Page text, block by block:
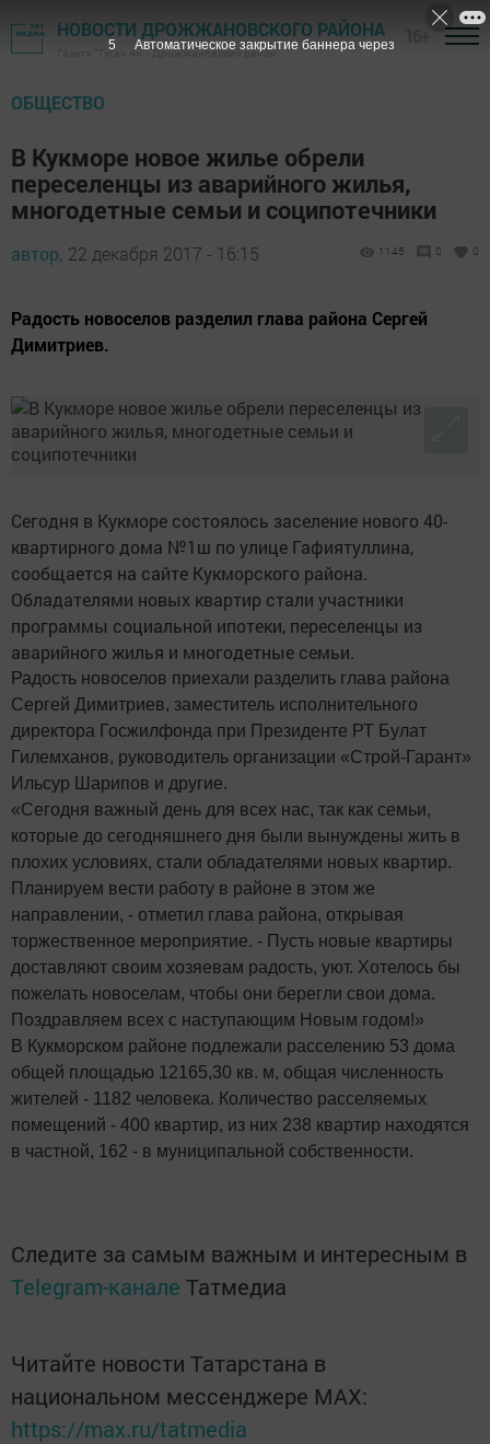
НОВОСТИ ДРОЖЖАНОВСКОГО РАЙОНА
Газета "Туган як" - Дрожжановский район
ОБЩЕСТВО
В Кукморе новое жилье обрели
переселенцы из аварийного жилья,
многодетные семьи и соципотечники
автор, 22 декабря 2017 - 16:15 1145 0 0
Радость новоселов разделил глава района Сергей
Димитриев.
Сегодня в Кукморе состоялось заселение нового 40-
квартирного дома №1ш по улице Гафиятуллина,
сообщается на сайте Кукморского района.
Обладателями новых квартир стали участники
программы социальной ипотеки, переселенцы из
аварийного жилья и многодетные семьи.
Радость новоселов приехали разделить глава района
Сергей Димитриев, заместитель исполнительного
директора Госжилфонда при Президенте РТ Булат
Гилемханов, руководитель организации «Строй-Гарант»
Ильсур Шарипов и другие.
«Сегодня важный день для всех нас, так как семьи,
которые до сегодняшнего дня были вынуждены жить в
плохих условиях, стали обладателями новых квартир.
Планируем вести работу в районе в этом же
направлении, - отметил глава района, открывая
торжественное мероприятие. - Пусть новые квартиры
доставляют своим хозяевам радость, уют. Хотелось бы
пожелать новоселам, чтобы они берегли свои дома.
Поздравляем всех с наступающим Новым годом!»
В Кукморском районе подлежали расселению 53 дома
общей площадью 12165,30 кв. м, общая численность
жителей - 1182 человека. Количество расселяемых
помещений - 400 квартир, из них 238 квартир находятся
в частной, 162 - в муниципальной собственности.
Следите за самым важным и интересным в
Telegram-канале Татмедиа
Читайте новости Татарстана в
национальном мессенджере MАХ:
https://max.ru/tatmedia
4 Автоматическое закрытие баннера через